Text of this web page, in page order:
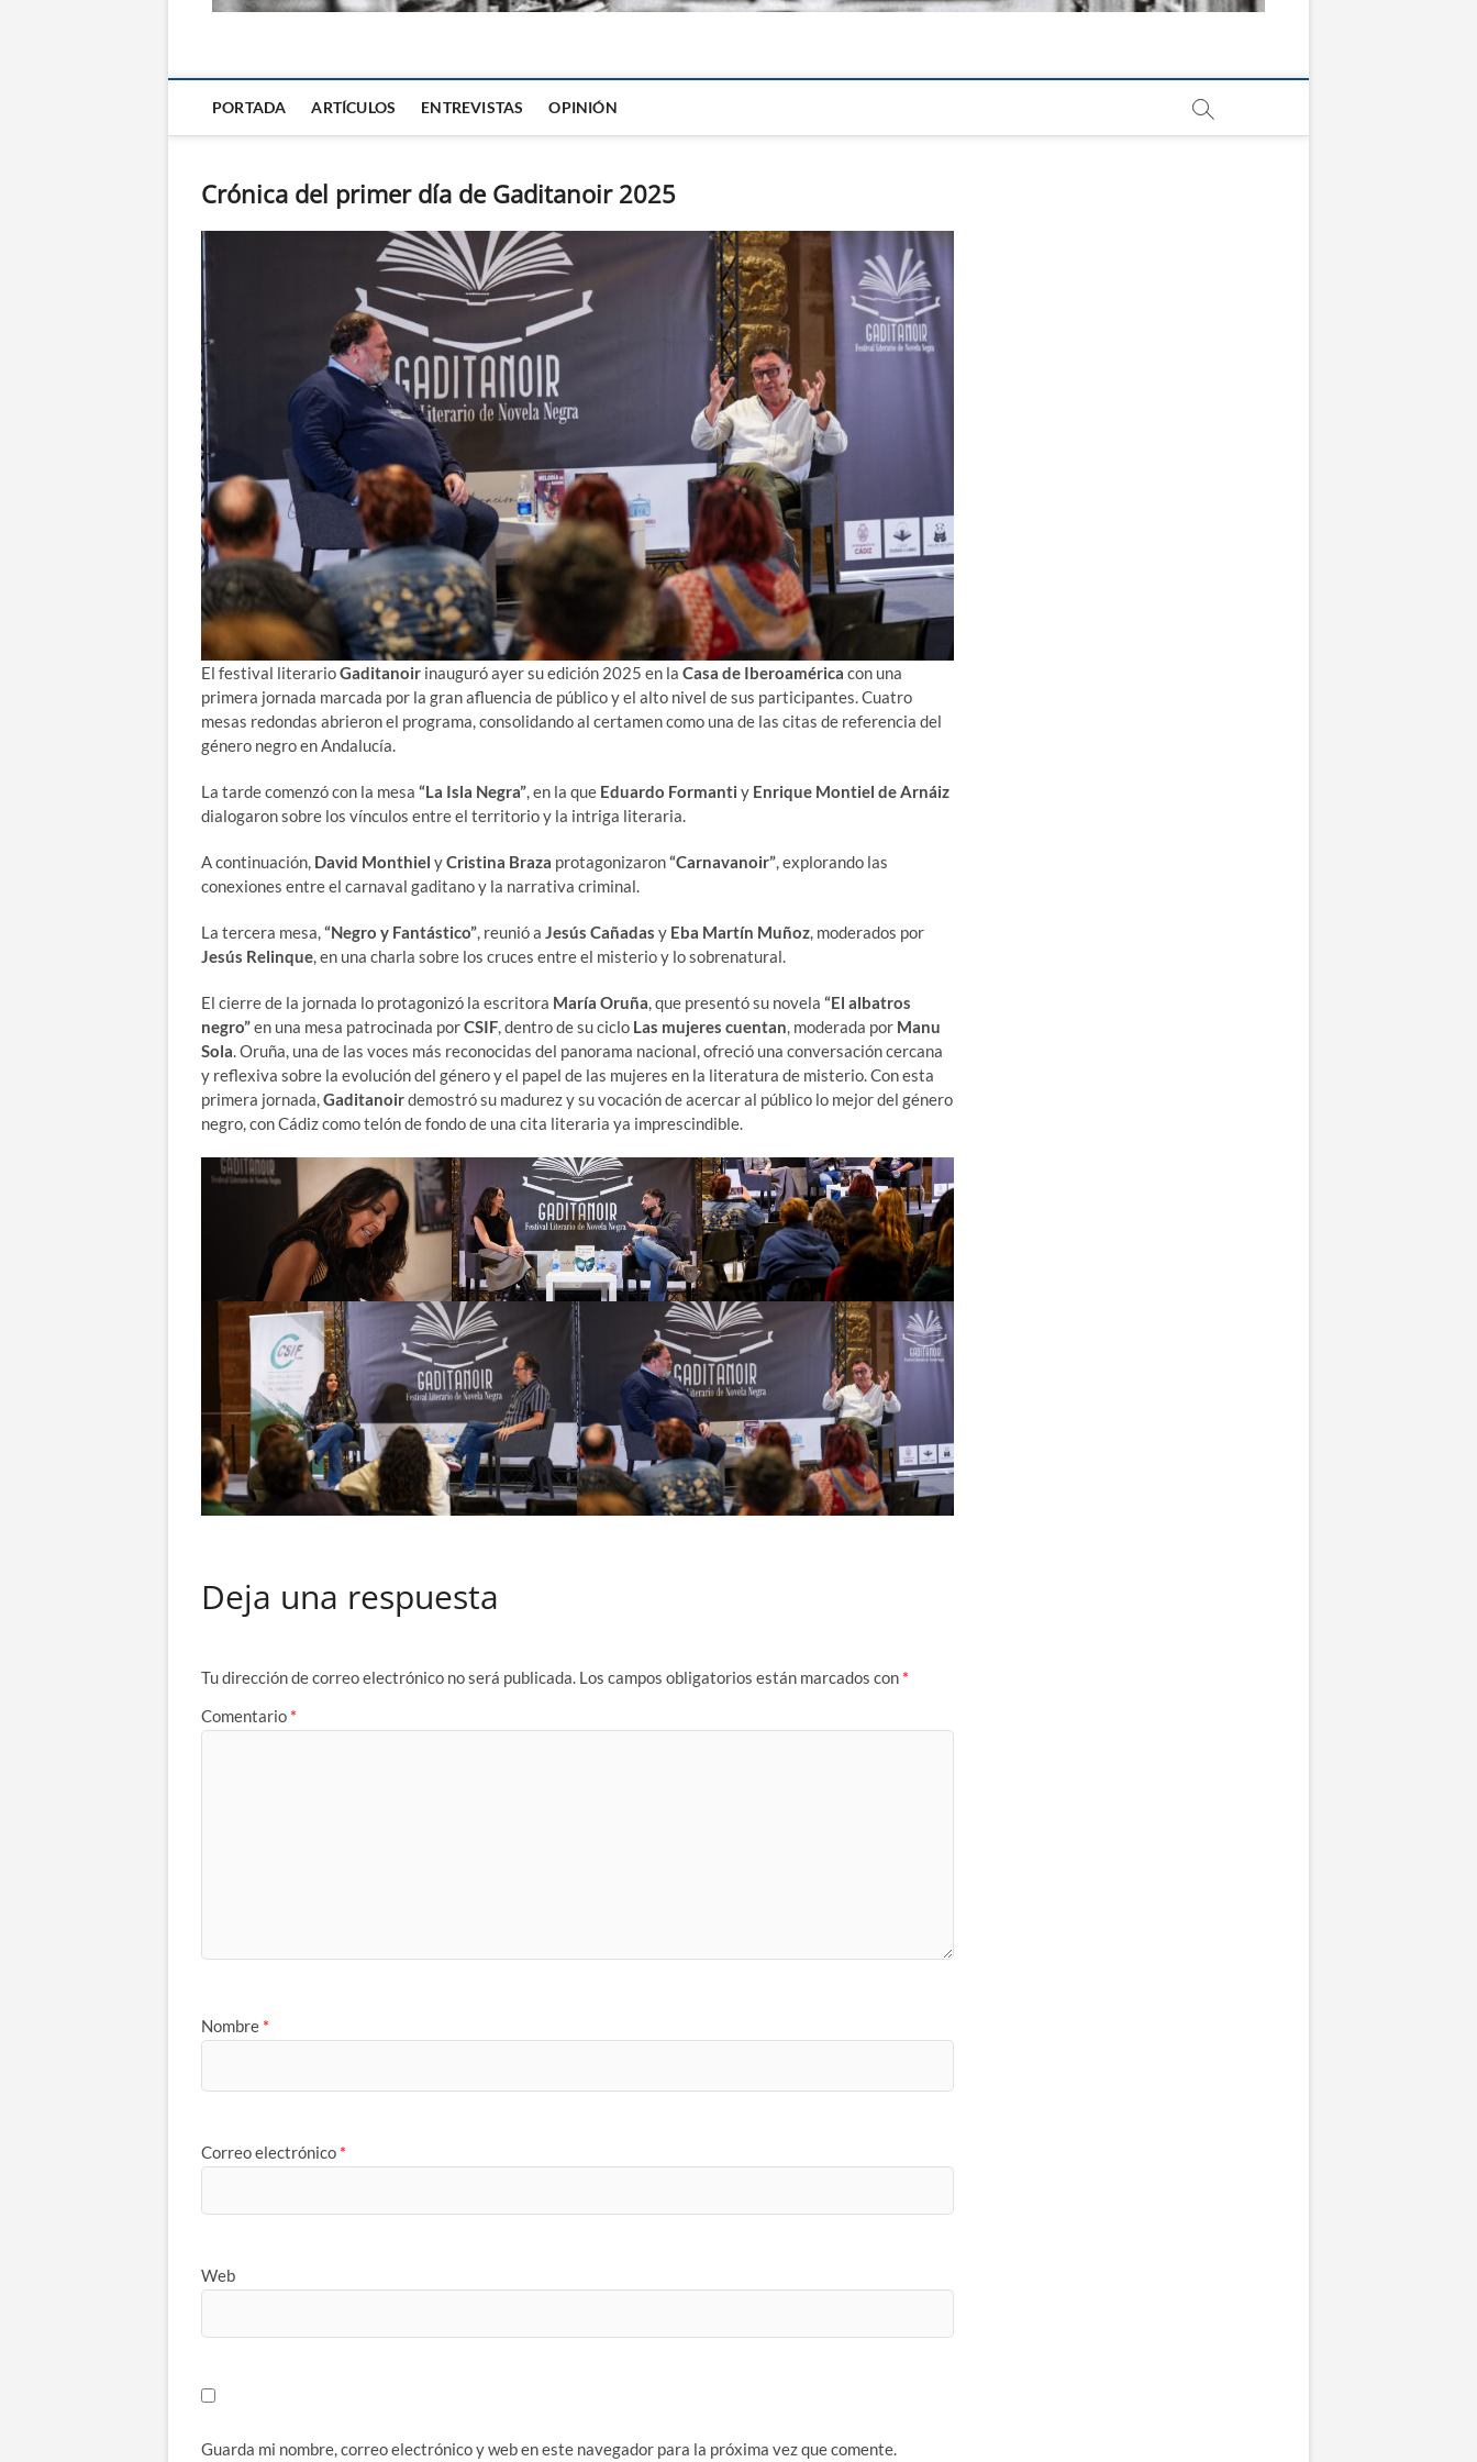
PORTADA ARTÍCULOS ENTREVISTAS OPINIÓN
Crónica del primer día de Gaditanoir 2025
El festival literarioGaditanoir inauguró ayer su edición 2025 en la Casa de Iberoamérica con una
primera jornada marcada por la gran afluencia de público y el alto nivel de sus participantes. Cuatro
mesas redondas abrieron el programa, consolidando al certamen como una de las citas de referencia del
género negro en Andalucía.
La tarde comenzó con la mesa “La Isla Negra”, en la que Eduardo Formanti y Enrique Montiel de Arnáiz
dialogaron sobre los vínculos entre el territorio y la intriga literaria.
A continuación, David Monthiel yCristina Braza protagonizaron“Carnavanoir”, explorando las
conexiones entre el carnaval gaditano y la narrativa criminal.
La tercera mesa,“Negro y Fantástico”, reunió a Jesús Cañadas y Eba Martín Muñoz, moderados por
Jesús Relinque, en una charla sobre los cruces entre el misterio y lo sobrenatural.
El cierre de la jornada lo protagonizó la escritora María Oruña, que presentó su novela “El albatros
negro”en una mesa patrocinada porCSIF, dentro de su ciclo Las mujeres cuentan, moderada por Manu
Sola. Oruña, una de las voces más reconocidas del panorama nacional, ofreció una conversación cercana
y reflexiva sobre la evolución del género y el papel de las mujeres en la literatura de misterio. Con esta
primera jornada,Gaditanoirdemostró su madurez y su vocación de acercar al público lo mejor del género
negro, con Cádiz como telón de fondo de una cita literaria ya imprescindible.
Deja una respuesta
Tu dirección de correo electrónico no será publicada. Los campos obligatorios están marcados con *
Comentario *
Nombre *
Correo electrónico *
Web
Guarda mi nombre, correo electrónico y web en este navegador para la próxima vez que comente.